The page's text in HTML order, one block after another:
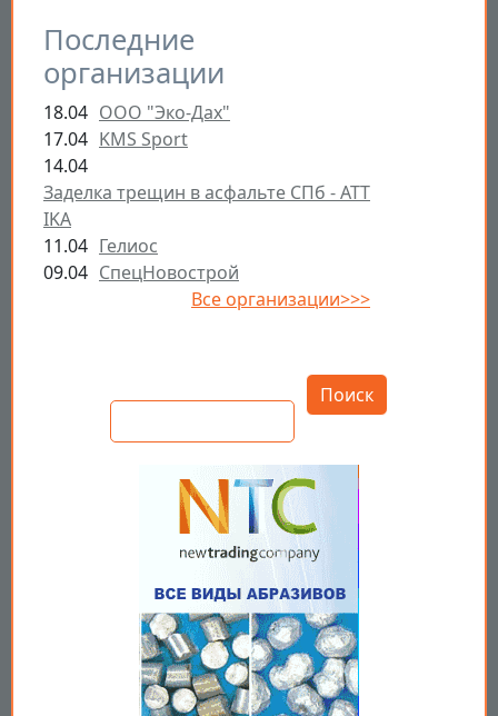
Последние
организации
18.04 ООО "Эко-Дах"
17.04 KMS Sport
14.04
Заделка трещин в асфальте СПб - ATT
IKA
11.04 Гелиос
09.04 СпецНовострой
Все организации>>>